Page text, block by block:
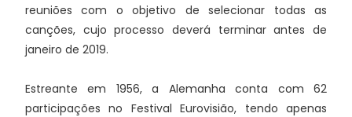
reuniões com o objetivo de selecionar todas as
canções, cujo processo deverá terminar antes de
janeiro de 2019.
Estreante em 1956, a Alemanha conta com 62
participações no Festival Eurovisião, tendo apenas